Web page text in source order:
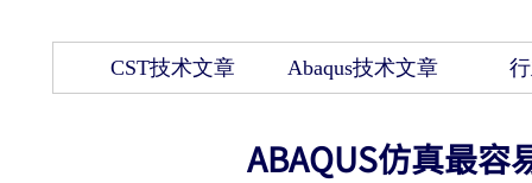
CST技术文章 Abaqus技术文章
ABAQUS仿真最容